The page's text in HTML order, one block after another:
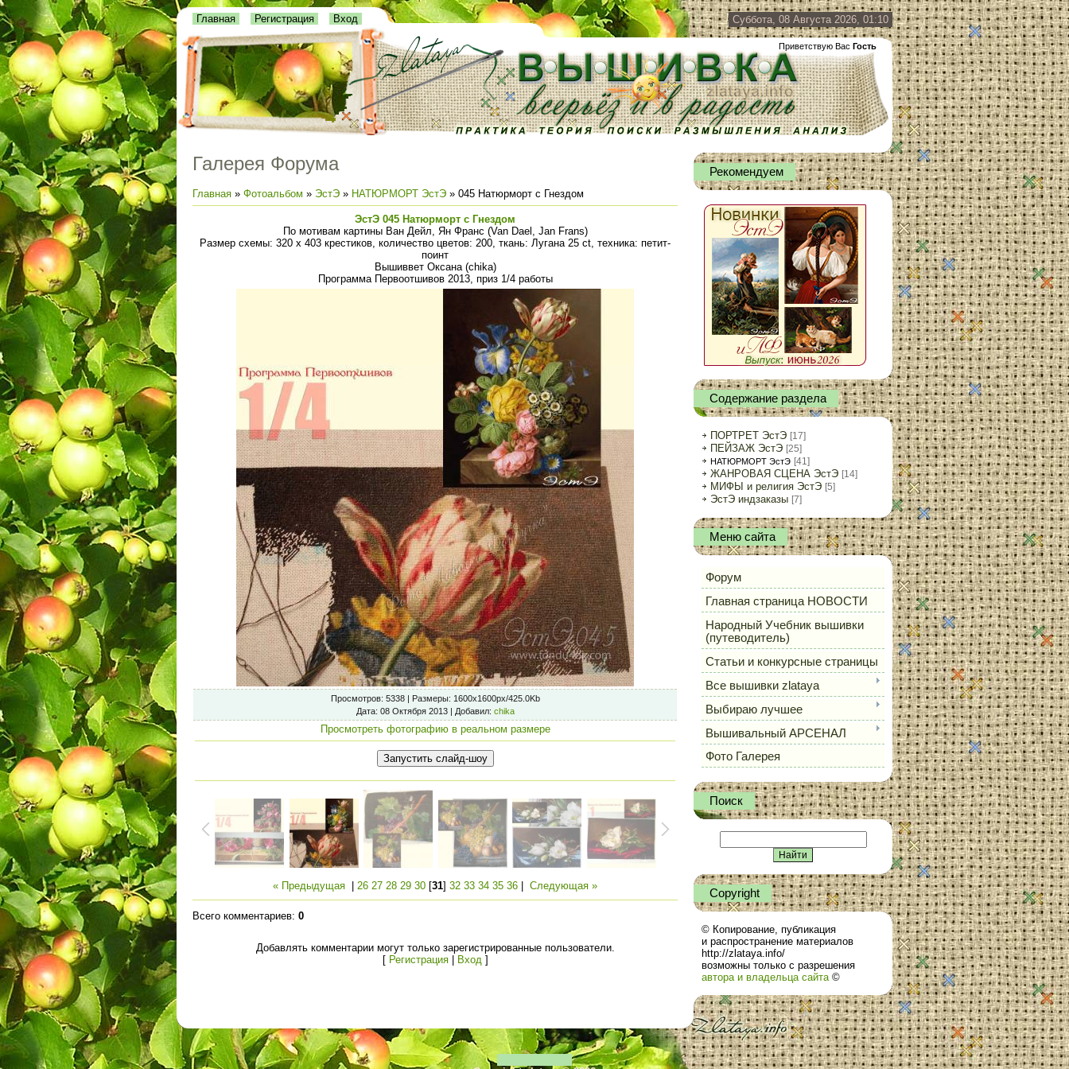
Суббота, 08 Августа 2026, 01:10
Приветствую Вас Гость
Главная Регистрация Вход
Галерея Форума
Главная » Фотоальбом » ЭстЭ » НАТЮРМОРТ ЭстЭ » 045 Натюрморт с Гнездом
ЭстЭ 045 Натюрморт с Гнездом
По мотивам картины Ван Дейл, Ян Франс (Van Dael, Jan Frans)
Размер схемы: 320 х 403 крестиков, количество цветов: 200, ткань: Лугана 25 ct, техника: петит-
поинт
Вышиввет Оксана (chika)
Программа Первоотшивов 2013, приз 1/4 работы
Просмотров: 5338 | Размеры: 1600x1600px/425.0Kb
Дата: 08 Октября 2013 | Добавил: chika
Просмотреть фотографию в реальном размере
« Предыдущая 26 27 28 29 30 [31] 32 33 34 35 36 Следующая »
Всего комментариев: 0
Добавлять комментарии могут только зарегистрированные пользователи.
[ Регистрация| Вход ]
Рекомендуем
Содержание раздела
ПОРТРЕТ ЭстЭ [17]
ПЕЙЗАЖ ЭстЭ [25]
НАТЮРМОРТ ЭстЭ [41]
ЖАНРОВАЯ СЦЕНА ЭстЭ [14]
МИФЫ и религия ЭстЭ [5]
ЭстЭ индзаказы [7]
Меню сайта
Форум
Главная страница НОВОСТИ
Народный Учебник вышивки
(путеводитель)
Статьи и конкурсные страницы
Все вышивки zlataya
Выбираю лучшее
Вышивальный АРСЕНАЛ
Фото Галерея
Поиск
Сopyright
© Копирование, публикация
и распространение материалов
http://zlataya.info/
возможны только с разрешения
автора и владельца сайта©